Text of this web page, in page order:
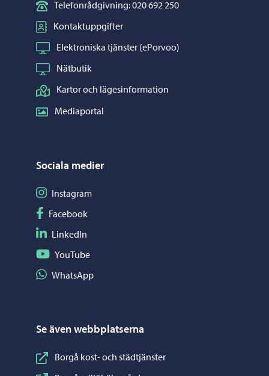
Telefonrådgivning: 020 692 250
Kontaktuppgifter
Elektroniska tjänster (ePorvoo)
Nätbutik
Kartor och lägesinformation
Mediaportal
Sociala medier
Följ på Instagram
Instagram
Följ på Facebook
Facebook
Följ på LinkedIn
LinkedIn
Följ på YouTube
YouTube
Dela på WhatsApp
WhatsApp
Se även webbplatserna
Borgå kost- och städtjänster